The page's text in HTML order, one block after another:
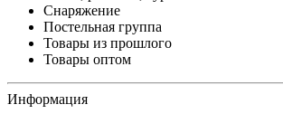
Снаряжение
Постельная группа
Товары из прошлого
Товары оптом
Информация